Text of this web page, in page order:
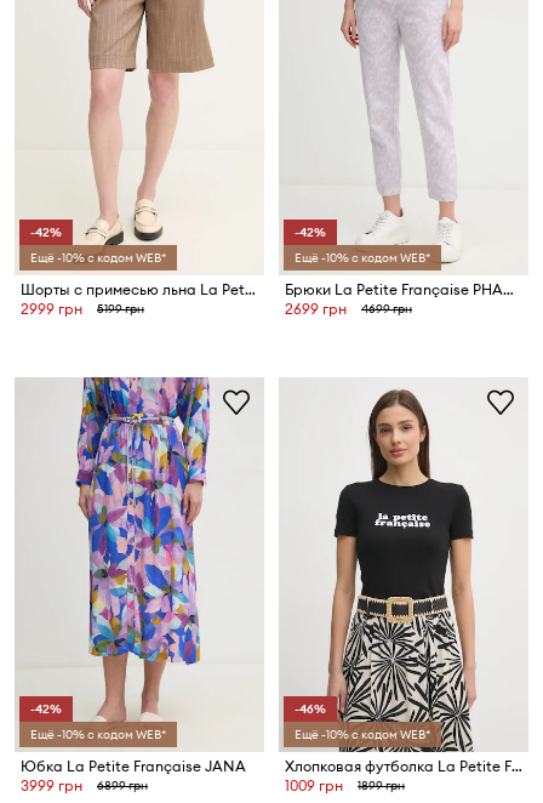
-42%
Ещё -10% с кодом WEB*
Шорты с примесью льна La Petite Française SOLANGE
2999 грн
5199 грн
-42%
Ещё -10% с кодом WEB*
Брюки La Petite Française PHAREL
2699 грн
4699 грн
-42%
Ещё -10% с кодом WEB*
Юбка La Petite Française JANA
3999 грн
6899 грн
-46%
Ещё -10% с кодом WEB*
Хлопковая футболка La Petite Française LPF
1009 грн
1899 грн